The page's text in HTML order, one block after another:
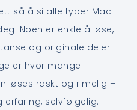
så å si alle typer Mac-
Noen er enkle å løse,
og originale deler.
er hvor mange
løses raskt og rimelig –
selvfølgelig.